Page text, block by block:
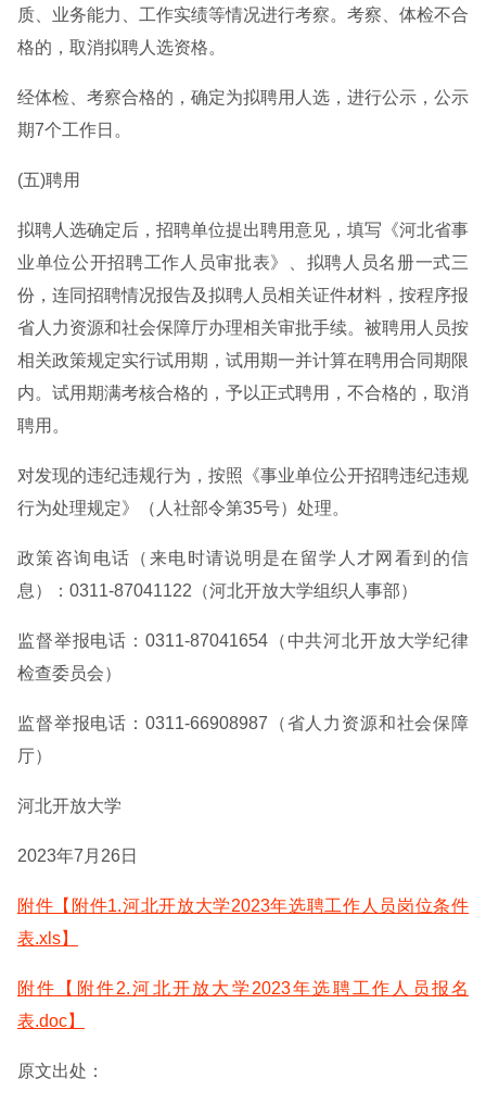
质、业务能力、工作实绩等情况进行考察。考察、体检不合
格的，取消拟聘人选资格。
经体检、考察合格的，确定为拟聘用人选，进行公示，公示
期7个工作日。
(五)聘用
拟聘人选确定后，招聘单位提出聘用意见，填写《河北省事
业单位公开招聘工作人员审批表》、拟聘人员名册一式三
份，连同招聘情况报告及拟聘人员相关证件材料，按程序报
省人力资源和社会保障厅办理相关审批手续。被聘用人员按
相关政策规定实行试用期，试用期一并计算在聘用合同期限
内。试用期满考核合格的，予以正式聘用，不合格的，取消
聘用。
对发现的违纪违规行为，按照《事业单位公开招聘违纪违规
行为处理规定》（人社部令第35号）处理。
政策咨询电话（来电时请说明是在留学人才网看到的信
息）：0311-87041122（河北开放大学组织人事部）
监督举报电话：0311-87041654（中共河北开放大学纪律
检查委员会）
监督举报电话：0311-66908987（省人力资源和社会保障
厅）
河北开放大学
2023年7月26日
附件【附件1.河北开放大学2023年选聘工作人员岗位条件
表.xls】
附件【附件2.河北开放大学2023年选聘工作人员报名
表.doc】
原文出处：